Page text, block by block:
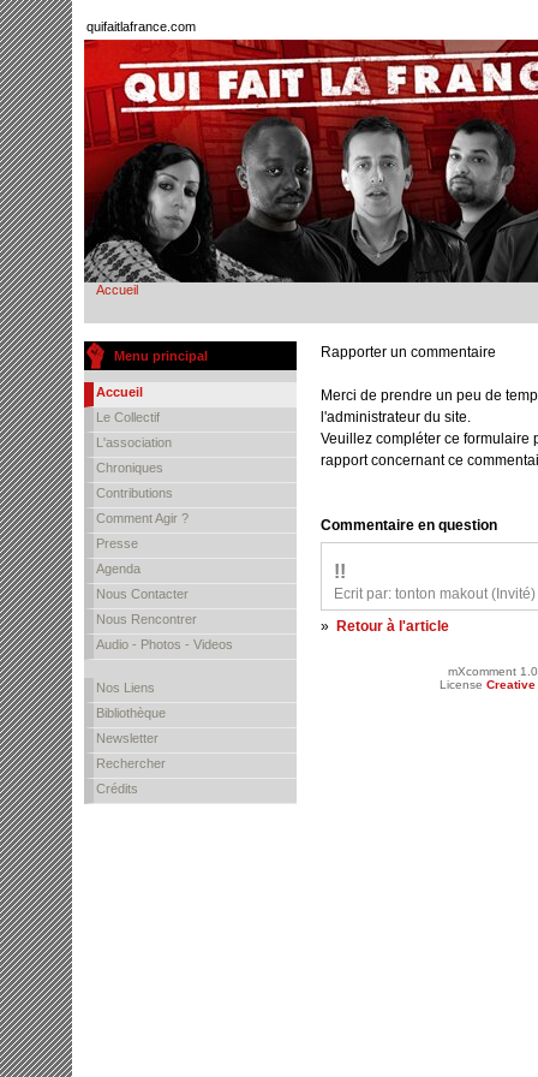
quifaitlafrance.com
Accueil
Menu principal
Accueil
Le Collectif
L'association
Chroniques
Contributions
Comment Agir ?
Presse
Agenda
Nous Contacter
Nous Rencontrer
Audio - Photos - Videos
Nos Liens
Bibliothèque
Newsletter
Rechercher
Crédits
Rapporter un commentaire
Merci de prendre un peu de
l'administrateur du site.
Veuillez compléter ce formulaire
rapport concernant ce
Commentaire en question
!!
Ecrit par: tonton makout
» Retour à l'article
mXcomment
License Creative